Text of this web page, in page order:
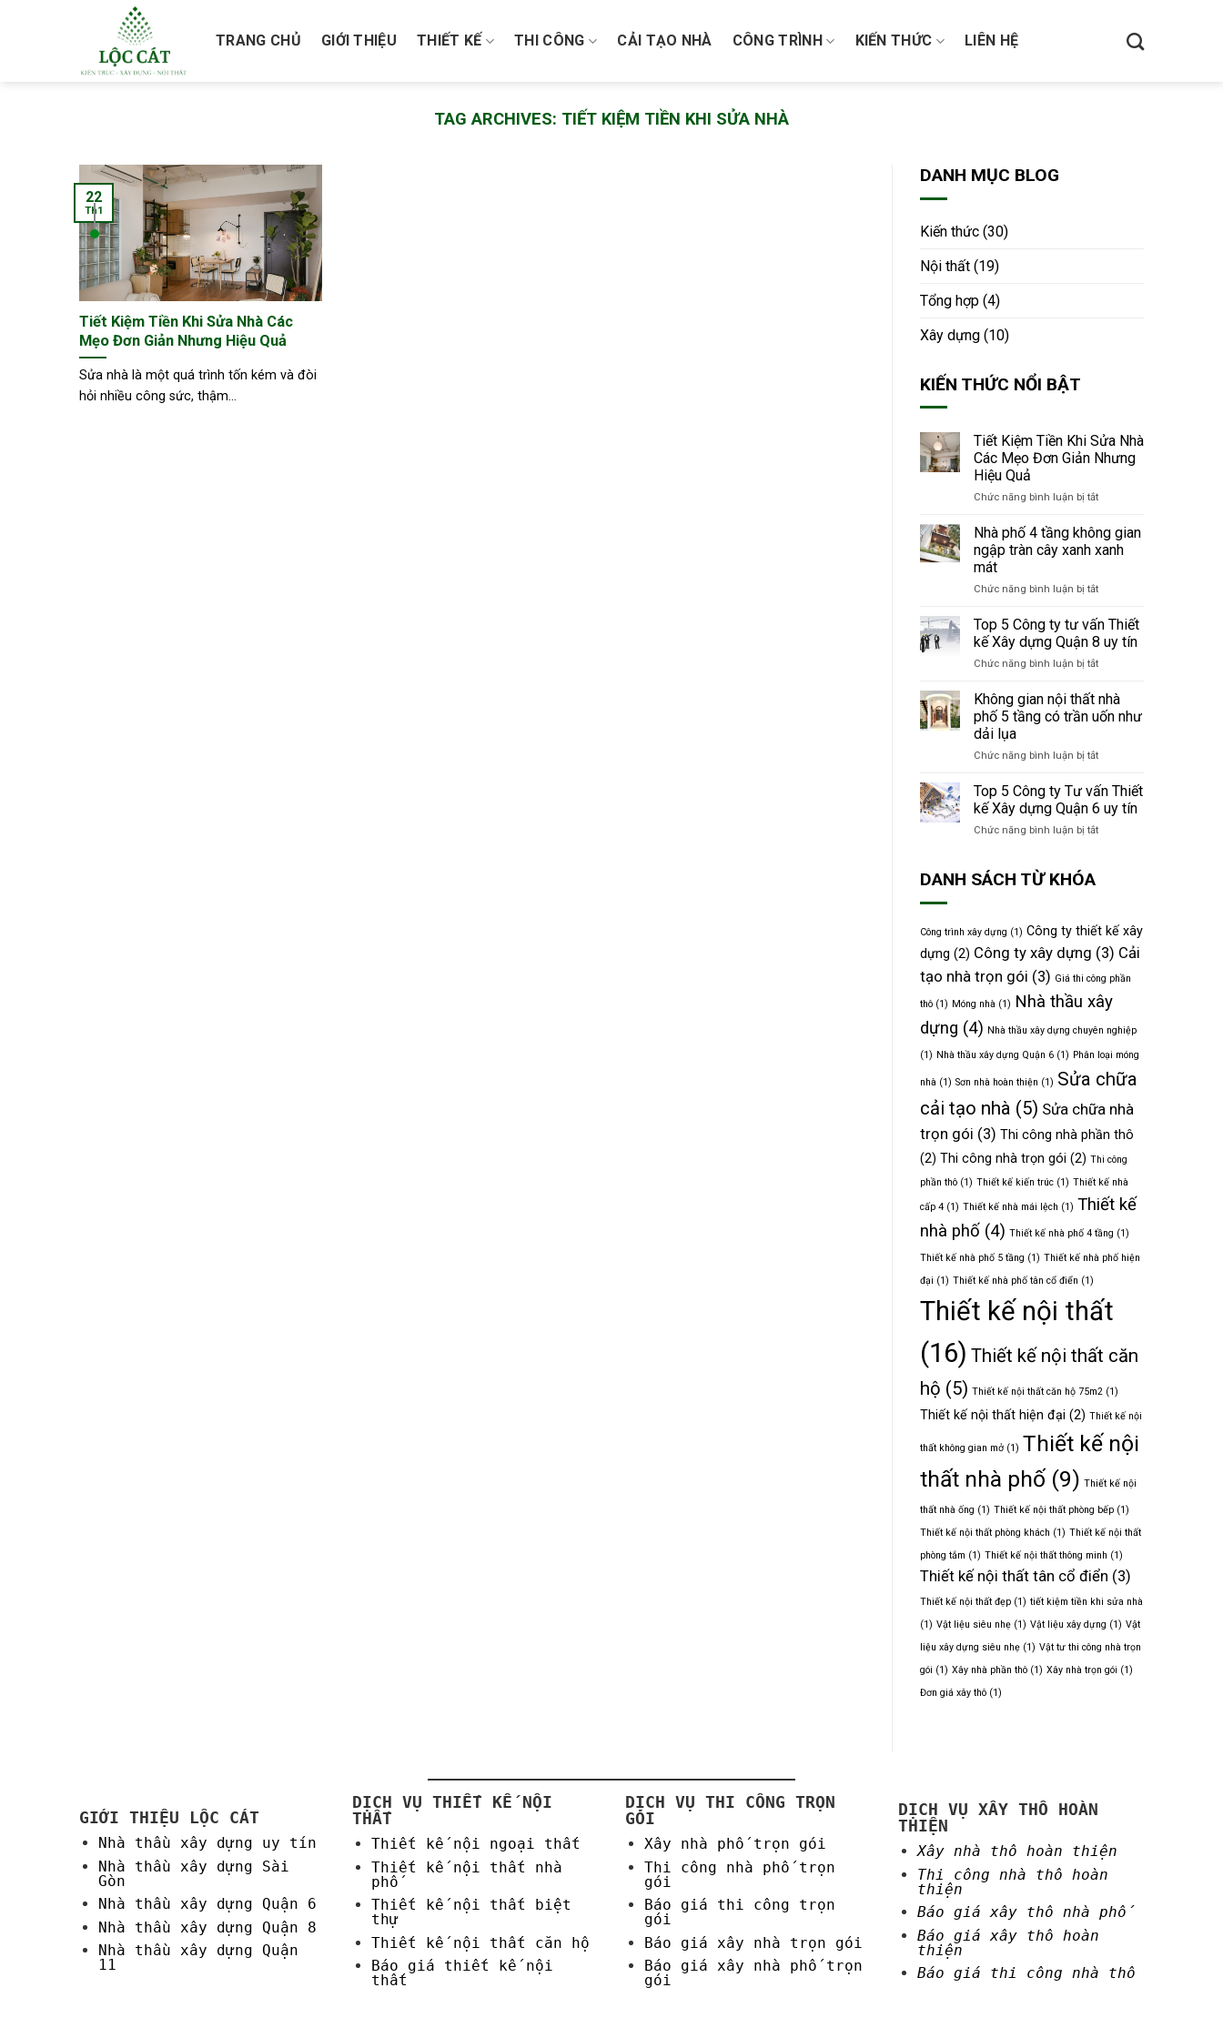
TRANG CHỦ GIỚI THIỆU THIẾT KẾ THI CÔNG CẢI TẠO NHÀ CÔNG TRÌNH KIẾN THỨC LIÊN HỆ
TAG ARCHIVES: TIẾT KIỆM TIỀN KHI SỬA NHÀ
Tiết Kiệm Tiền Khi Sửa Nhà Các
Mẹo Đơn Giản Nhưng Hiệu Quả
Sửa nhà là một quá trình tốn kém và đòi
hỏi nhiều công sức, thậm...
22
Th1
DANH MỤC BLOG
Kiến thức(30)
Nội thất(19)
Tổng hợp(4)
Xây dựng(10)
KIẾN THỨC NỔI BẬT
Tiết Kiệm Tiền Khi Sửa Nhà
Các Mẹo Đơn Giản Nhưng
Hiệu Quả
Chức năng bình luận bị tắtở
Kiệm
Tiền
Nhà
Mẹo
Đơn
Giản
Nhưng
Quả
Nhà phố 4 tầng không gian
ngập tràn cây xanh xanh
mát
Chức năng bình luận bị tắtở
phố
4
tầng
không
ngập
tràn
xanh
Top 5 Công ty tư vấn Thiết
kế Xây dựng Quận 8 uy tín
Chức năng bình luận bị tắtở
5
Công
ty
vấn
kế
Xây
dựng
Quận
Không gian nội thất nhà
phố 5 tầng có trần uốn như
dải lụa
Chức năng bình luận bị tắtở
gian
nội
thất
nhà
uốn
dải
Top 5 Công ty Tư vấn Thiết
kế Xây dựng Quận 6 uy tín
Chức năng bình luận bị tắtở
vấn
Thiết
kế
dựng
Quận
uy
DANH SÁCH TỪ KHÓA
Công trình xây dựng (1) Công ty thiết kế xây
dựng (2) Công ty xây dựng (3) Cải
tạo nhà trọn gói (3) Giá thi công phần
thô(1) Móng nhà (1) Nhà thầu xây
dựng (4) Nhà thầu xây dựng chuyên nghiệp
(1) Nhà thầu xây dựng Quận 6(1) Phân loại móng
nhà (1) Sơn nhà hoàn thiện (1) Sửa chữa
cải tạo nhà (5) Sửa chữa nhà
trọn gói (3) Thi công nhà phần thô
(2) Thi công nhà trọn gói (2) Thi công
phần thô(1) Thiết kế kiến trúc(1) Thiết kế nhà
cấp 4(1) Thiết kế nhà mái lệch (1) Thiết kế
nhà phố (4) Thiết kế nhà phố 4 tầng (1)
Thiết kế nhà phố 5 tầng (1) Thiết kế nhà phố hiện
đại (1) Thiết kế nhà phố tân cổ điển (1)
Thiết kế nội thất
(16) Thiết kế nội thất căn
hộ (5) Thiết kế nội thất căn hộ 75m2(1)
Thiết kế nội thất hiện đại (2) Thiết kế nội
thất không gian mở(1) Thiết kế nội
thất nhà phố(9) Thiết kế nội
thất nhà ống (1) Thiết kế nội thất phòng bếp(1)
Thiết kế nội thất phòng khách (1) Thiết kế nội thất
phòng tắm (1) Thiết kế nội thất thông minh (1)
Thiết kế nội thất tân cổ điển (3)
Thiết kế nội thất đẹp(1) tiết kiệm tiền khi sửa nhà
(1) Vật liệu siêu nhẹ(1) Vật liệu xây dựng (1) Vật
liệu xây dựng siêu nhẹ(1) Vật tư thi công nhà trọn
gói (1) Xây nhà phần thô(1) Xây nhà trọn gói (1)
Đơn giá xây thô(1)
GIỚI THIỆU LỘC CÁT
Nhà thầu xây dựng uy tín
Nhà thầu xây dựng Sài
Gòn
Nhà thầu xây dựng Quận 6
Nhà thầu xây dựng Quận 8
Nhà thầu xây dựng Quận
11
DỊCH VỤ THIẾT KẾ NỘI
THẤT
Thiết kế nội ngoại thất
Thiết kế nội thất nhà
phố
Thiết kế nội thất biệt
thự
Thiết kế nội thất căn hộ
Báo giá thiết kế nội
thất
DỊCH VỤ THI CÔNG TRỌN
GÓI
Xây nhà phố trọn gói
Thi công nhà phố trọn
gói
Báo giá thi công trọn
gói
Báo giá xây nhà trọn gói
Báo giá xây nhà phố trọn
gói
DỊCH VỤ XÂY THÔ HOÀN
THIỆN
Xây nhà thô hoàn thiện
Thi công nhà thô hoàn
thiện
Báo giá xây thô nhà phố
Báo giá xây thô hoàn
thiện
Báo giá thi công nhà thô